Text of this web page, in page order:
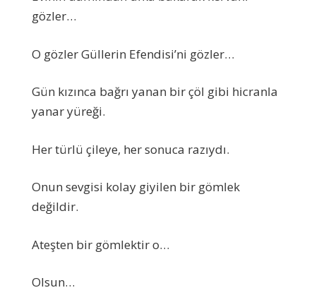
gözler…
O gözler Güllerin Efendisi’ni gözler…
Gün kızınca bağrı yanan bir çöl gibi hicranla
yanar yüreği.
Her türlü çileye, her sonuca razıydı.
Onun sevgisi kolay giyilen bir gömlek
değildir.
Ateşten bir gömlektir o…
Olsun…